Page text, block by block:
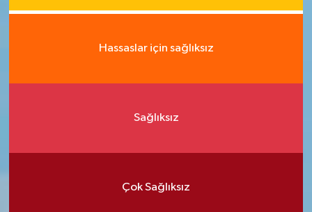
Hassaslar için sağlıksız
Sağlıksız
Çok Sağlıksız